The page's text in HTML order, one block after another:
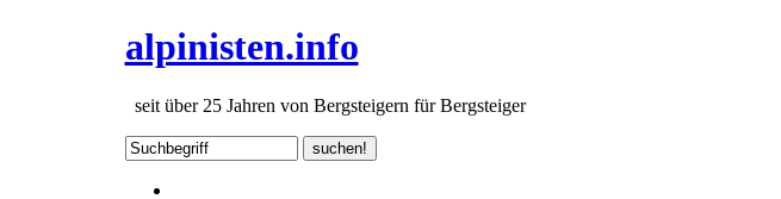
alpinisten.info
seit über 25 Jahren von Bergsteigern für Bergsteiger